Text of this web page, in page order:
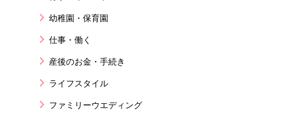
幼稚園・保育園
仕事・働く
産後のお金・手続き
ライフスタイル
ファミリーウエディング